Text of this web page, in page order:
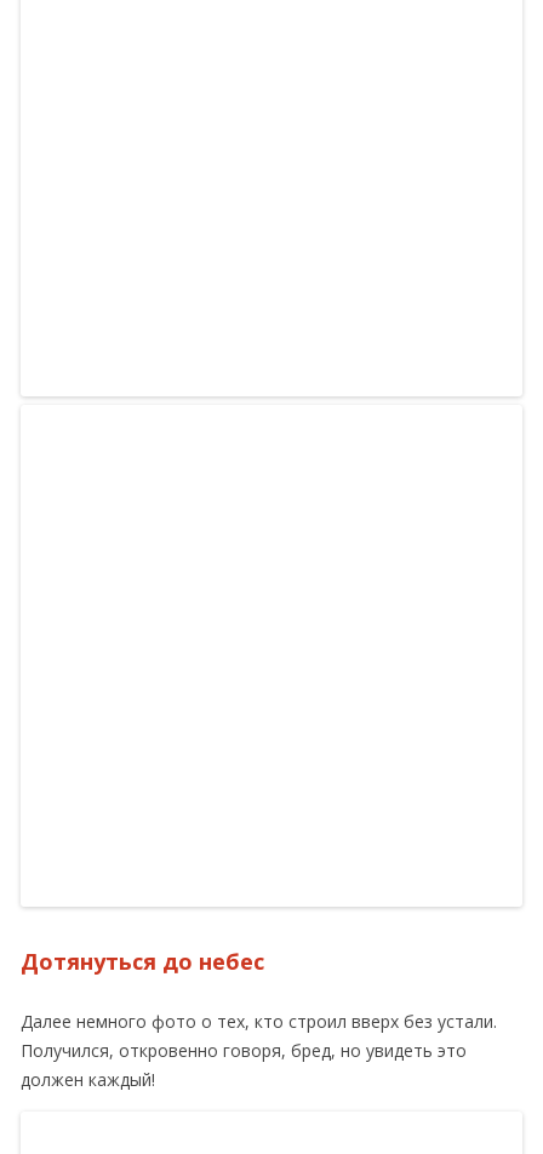
Дотянуться до небес
Далее немного фото о тех, кто строил вверх без устали.
Получился, откровенно говоря, бред, но увидеть это
должен каждый!